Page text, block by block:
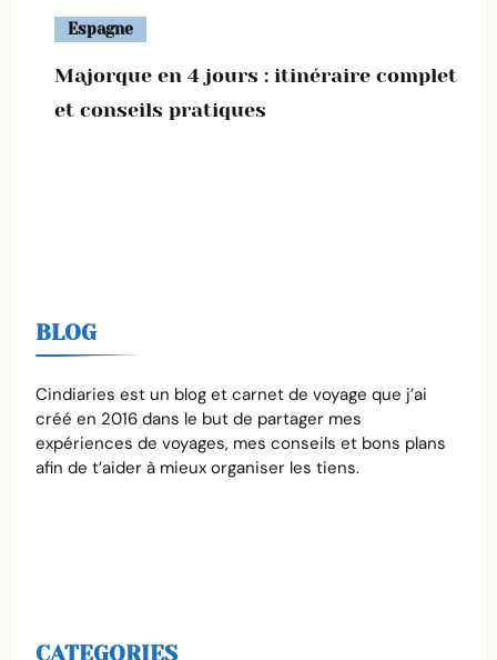
Espagne
Majorque en 4 jours : itinéraire complet
et conseils pratiques
BLOG
Cindiaries est un blog et carnet de voyage que j’ai
créé en 2016 dans le but de partager mes
expériences de voyages, mes conseils et bons plans
afin de t’aider à mieux organiser les tiens.
CATEGORIES